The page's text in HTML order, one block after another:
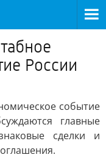
России
событие
главные
сделки и